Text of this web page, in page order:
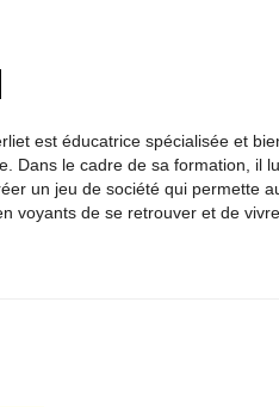
est éducatrice spécialisée et
Dans le cadre de sa formation, il
un jeu de société qui permette
voyants de se retrouver et de